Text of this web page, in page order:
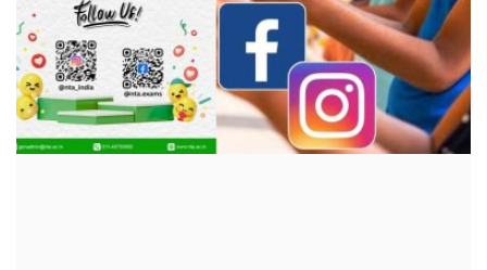
युथ
संशोधन /लेख
शहर